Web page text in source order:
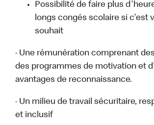
Possibilité de faire plus
longs congés scolaire si c'est
souhait
· Une rémunération comprenant
des programmes de motivation et
avantages de reconnaissance.
· Un milieu de travail sécuritaire,
et inclusif